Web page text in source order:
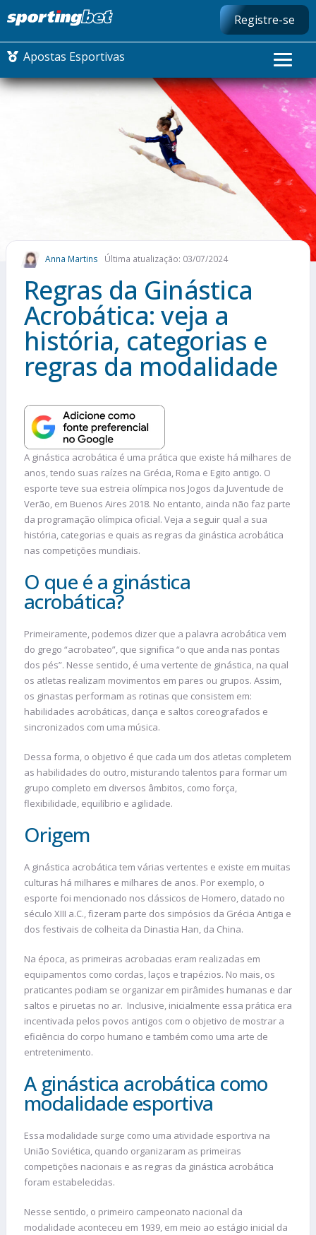
Registre-se
Apostas Esportivas
CONMEBOL LIBERTADORES
FUTEBOL NACIONAL
MAIS ESPORTES
Anna Martins Última atualização: 03/07/2024
Regras da Ginástica
Acrobática: veja a
história, categorias e
regras da modalidade
A ginástica acrobática é uma prática que existe há milhares de
anos, tendo suas raízes na Grécia, Roma e Egito antigo. O
esporte teve sua estreia olímpica nos Jogos da Juventude de
Verão, em Buenos Aires 2018. No entanto, ainda não faz parte
da programação olímpica oficial. Veja a seguir qual a sua
história, categorias e quais as regras da ginástica acrobática
nas competições mundiais.
O que é a ginástica
acrobática?
Primeiramente, podemos dizer que a palavra acrobática vem
do grego “acrobateo”, que significa “o que anda nas pontas
dos pés”. Nesse sentido, é uma vertente de ginástica, na qual
os atletas realizam movimentos em pares ou grupos. Assim,
os ginastas performam as rotinas que consistem em:
habilidades acrobáticas, dança e saltos coreografados e
sincronizados com uma música.
Dessa forma, o objetivo é que cada um dos atletas completem
as habilidades do outro, misturando talentos para formar um
grupo completo em diversos âmbitos, como força,
flexibilidade, equilíbrio e agilidade.
Origem
A ginástica acrobática tem várias vertentes e existe em muitas
culturas há milhares e milhares de anos. Por exemplo, o
esporte foi mencionado nos clássicos de Homero, datado no
século XIII a.C., fizeram parte dos simpósios da Grécia Antiga e
dos festivais de colheita da Dinastia Han, da China.
Na época, as primeiras acrobacias eram realizadas em
equipamentos como cordas, laços e trapézios. No mais, os
praticantes podiam se organizar em pirâmides humanas e dar
saltos e piruetas no ar. Inclusive, inicialmente essa prática era
incentivada pelos povos antigos com o objetivo de mostrar a
eficiência do corpo humano e também como uma arte de
entretenimento.
A ginástica acrobática como
modalidade esportiva
Essa modalidade surge como uma atividade esportiva na
União Soviética, quando organizaram as primeiras
competições nacionais e as regras da ginástica acrobática
foram estabelecidas.
Nesse sentido, o primeiro campeonato nacional da
modalidade aconteceu em 1939, em meio ao estágio inicial da